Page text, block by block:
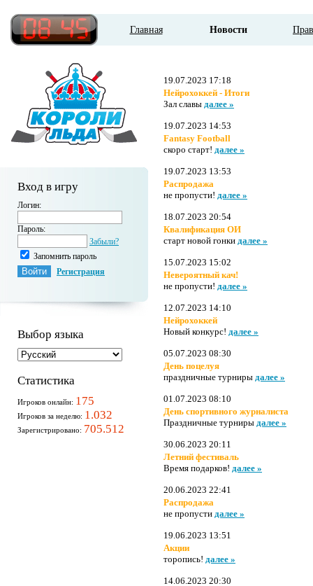
Главная Новости
Вход в игру
Логин:
Пароль:
Забыли?
Запомнить пароль
Регистрация
Выбор языка
Статистика
Игроков онлайн: 175
Игроков за неделю: 1.032
Зарегистрировано: 705.512
19.07.2023 17:18
Нейрохоккей - Итоги
Зал славы далее »
19.07.2023 14:53
Fantasy Football
скоро старт! далее »
19.07.2023 13:53
Распродажа
не пропусти! далее »
18.07.2023 20:54
Квалификация ОИ
старт новой гонки далее »
15.07.2023 15:02
Невероятный кач!
не пропусти! далее »
12.07.2023 14:10
Нейрохоккей
Новый конкурс! далее »
05.07.2023 08:30
День поцелуя
праздничные турниры далее »
01.07.2023 08:10
День спортивного журналиста
Праздничные турниры далее »
30.06.2023 20:11
Летний фестиваль
Время подарков! далее »
20.06.2023 22:41
Распродажа
не пропусти далее »
19.06.2023 13:51
Акции
торопись! далее »
14.06.2023 20:30